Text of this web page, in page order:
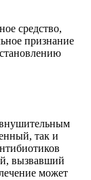
средство,
признание
внушительным
так и
вызвавший
может